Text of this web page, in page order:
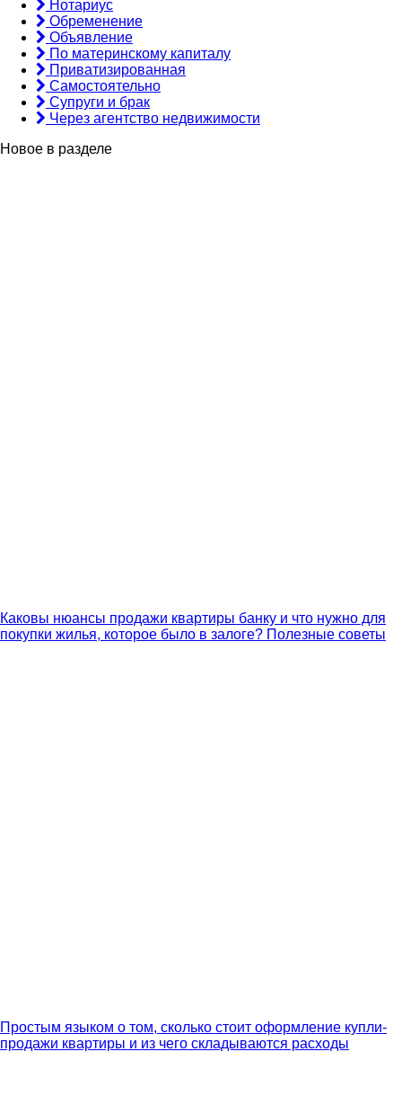
Нотариус
Обременение
Объявление
По материнскому капиталу
Приватизированная
Самостоятельно
Супруги и брак
Через агентство недвижимости
Новое в разделе
Каковы нюансы продажи квартиры банку и что нужно для
покупки жилья, которое было в залоге? Полезные советы
Простым языком о том, сколько стоит оформление купли-
продажи квартиры и из чего складываются расходы